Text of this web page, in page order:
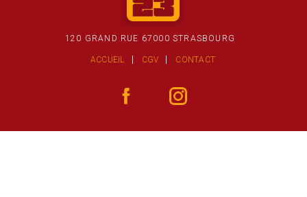
120 GRAND RUE 67000 STRASBOURG
ACCUEIL CGV CONTACT